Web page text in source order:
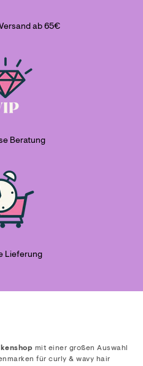
ab 65€
Beratung
Lieferung
mit einer großen Auswahl
für curly & wavy hair